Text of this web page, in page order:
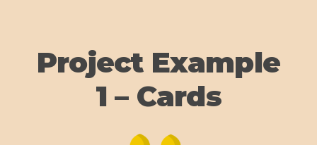
Project Example
1 – Cards